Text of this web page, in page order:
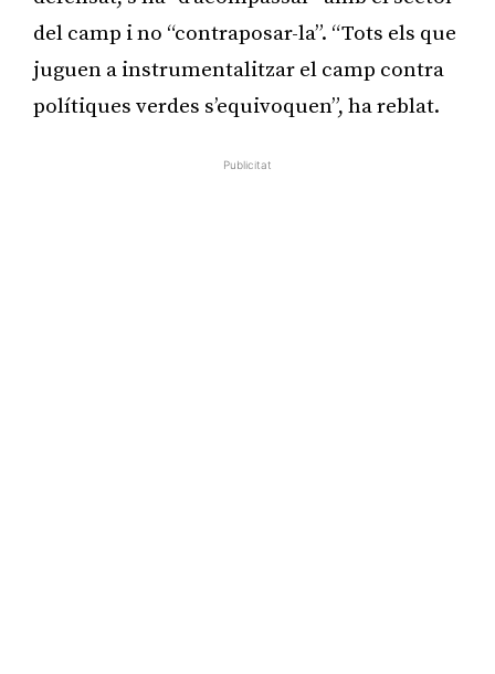
del camp i no “contraposar-la”. “Tots els que
juguen a instrumentalitzar el camp contra
polítiques verdes s’equivoquen”, ha reblat.
Publicitat